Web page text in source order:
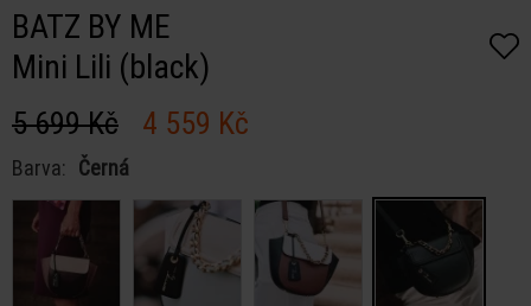
BATZ BY ME
Mini Lili (black)
5 699 Kč 4 559 Kč
Barva: Černá